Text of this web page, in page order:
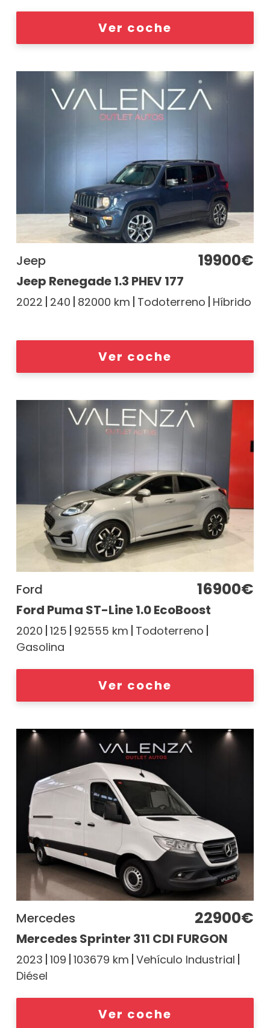
Ver coche
Jeep 19900€
Jeep Renegade 1.3 PHEV 177
2022 240 82000 km Todoterreno Híbrido
Ver coche
Ford 16900€
Ford Puma ST-Line 1.0 EcoBoost
2020 125 92555 km Todoterreno
Gasolina
Ver coche
Mercedes 22900€
Mercedes Sprinter 311 CDI FURGON
2023 109 103679 km Vehículo Industrial
Diésel
Ver coche